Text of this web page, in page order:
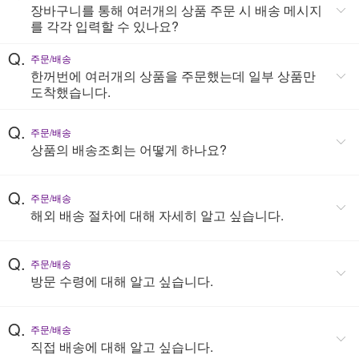
장바구니를 통해 여러개의 상품 주문 시 배송 메시지
를 각각 입력할 수 있나요?
Q. 주문/배송
한꺼번에 여러개의 상품을 주문했는데 일부 상품만
도착했습니다.
Q. 주문/배송
상품의 배송조회는 어떻게 하나요?
Q. 주문/배송
해외 배송 절차에 대해 자세히 알고 싶습니다.
Q. 주문/배송
방문 수령에 대해 알고 싶습니다.
Q. 주문/배송
직접 배송에 대해 알고 싶습니다.